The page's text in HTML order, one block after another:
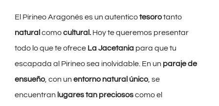
El Pirineo Aragonés es un autenticotesorotanto
natural comocultural. Hoy te queremos presentar
todo lo que te ofrece La Jacetania para que tu
escapada al Pirineo sea inolvidable. En un paraje de
ensueño, con un entorno natural único, se
encuentran lugares tan preciososcomo el